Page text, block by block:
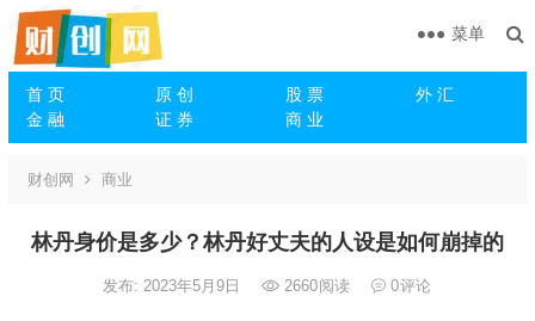
首 页 原 创 股 票
外 汇
金 融
证 券 商 业
菜单
财创网 商业
林丹身价是多少？林丹好丈夫的人设是如何崩掉的
发布: 2023年5月9日 2660阅读 0评论